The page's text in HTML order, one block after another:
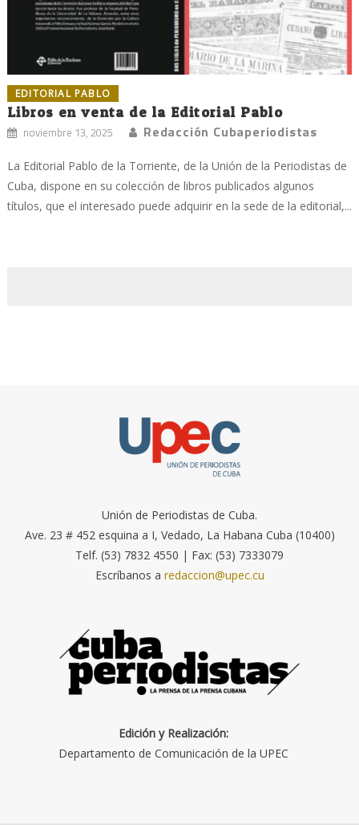
EDITORIAL PABLO
Libros en venta de la Editorial Pablo
noviembre 13, 2025 Redacción Cubaperiodistas
La Editorial Pablo de la Torriente, de la Unión de la Periodistas de
Cuba, dispone en su colección de libros publicados algunos
títulos, que el interesado puede adquirir en la sede de la editorial,...
Unión de Periodistas de Cuba.
Ave. 23 # 452 esquina a I, Vedado, La Habana Cuba (10400)
Telf. (53) 7832 4550 | Fax: (53) 7333079
Escríbanos a redaccion@upec.cu
Edición y Realización:
Departamento de Comunicación de la UPEC